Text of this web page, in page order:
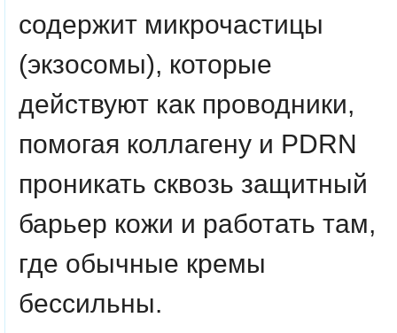
содержит микрочастицы
(экзосомы), которые
действуют как проводники,
помогая коллагену и PDRN
проникать сквозь защитный
барьер кожи и работать там,
где обычные кремы
бессильны.